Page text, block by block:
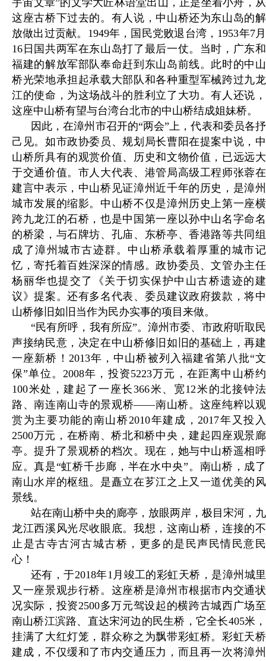
宇宙文章”的文学大匠林语堂出山，正是坐着小舟，从
这座古桥下过去的。有人说，中山桥还为东山岛的解
放做出过贡献。1949年，国民党败退台湾，1953年7月
16日国共两军在东山岛打了最后一仗。当时，广东和
福建的解放军部队奉命赶到东山岛前线。此时的中山
桥光荣地承担起承载大部队和各种重型军械跨过九龙
江的使命，为这场战斗的胜利立了大功。有人还说，
这座中山桥有望与台湾台北市的中山桥结成姐妹桥。
因此，在漳州市召开的“两会”上，代表和委员各抒
己见。如市政协委员、规划局长曹阳在提案中说，中
山桥所具有的观赏价值、历史和文物价值，已远远大
于交通价值。市人大代表、港管局高级工程师张蓉在
建言中表示，中山桥见证漳州近千年的历史，是漳州
城市发展的缩影。中山桥不仅是漳州历史上第一座横
跨九龙江的石桥，也是中国第一座以孙中山名字命名
的桥梁，与石牌坊、孔庙、东桥亭、香港路等共同组
成了漳州城市古迹群。中山桥承载着厚重的城市记
忆，寄托着百姓深深的情感。政协委员、文管办主任
杨丽华也提交了《关于切实保护中山古桥遗迹的建
议》提案。还有多名代表、委员建议政府拨款，将中
山桥修旧如旧当作为民办实事的项目来做。
“民有所呼，我有所应”。漳州市委、市政府听取民
声接纳民意，决定在中山桥修旧如旧的基础上，再建
一座新桥！2013年，中山桥被列入福建省第八批“文
保”单位。2008年，投资5223万元，在距离中山桥约
100米处，建起了一座长366米、宽12米的北接钟法
路、南连南山寺的景观桥——南山桥。这座纯粹以观
赏为主要功能的南山桥2010年建成，2017年又投入
2500万元，在桥南、桥北和桥中央，建起四座观景廊
亭。提升了景观桥的档次。现在，她与中山桥遥相呼
应。真是“虹桥千步廊，半在水中央”。南山桥，成了
南山水岸的枢纽。是矗立在芗江之上又一道优美的风
景线。
站在南山桥中央的廊亭，放眼两岸，极目宋河，九
龙江西溪风光尽收眼底。我想，这南山桥，连接的不
止是古寺古河古城古桥，更多的是民声民情民意民
心！
还有，于2018年1月竣工的彩虹天桥，是漳州城里
又一座景观步行桥。这座桥是漳州市根据市内交通状
况实际，投资2500多万元驾设起的横跨古城西广场至
南山桥江滨路、直达宋河边的民生桥，它全长405米，
挂满了大红灯笼，群众称之为飘带彩虹桥。彩虹天桥
建成，不仅缓和了市内交通压力，而且再一次将漳州